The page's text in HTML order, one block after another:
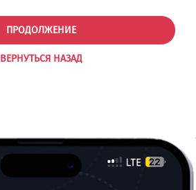
ВЕРНУТЬСЯ НАЗАД
ПРОДОЛЖЕНИЕ